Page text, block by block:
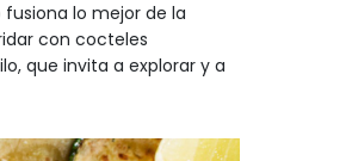
lo mejor de la
con cocteles
que invita a explorar y a